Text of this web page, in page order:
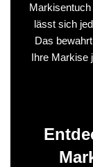
lässt sich
Das
Ihre Markise